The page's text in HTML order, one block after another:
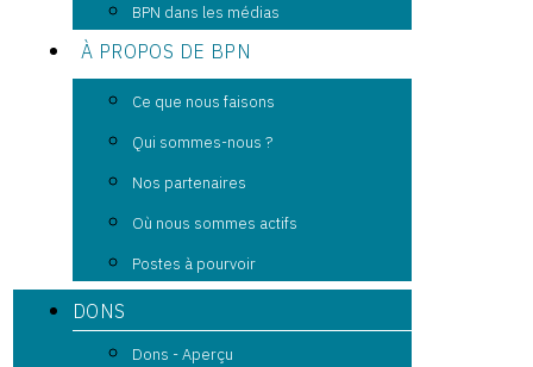
BPN dans les médias
À PROPOS DE BPN
Ce que nous faisons
Qui sommes-nous ?
Nos partenaires
Où nous sommes actifs
Postes à pourvoir
DONS
Dons - Aperçu